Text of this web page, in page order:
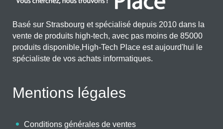
Basé sur Strasbourg et spécialisé depuis 2010 dans la
vente de produits high-tech, avec pas moins de 85000
produits disponible,High-Tech Place est aujourd'hui le
spécialiste de vos achats informatiques.
Mentions légales
Conditions générales de ventes